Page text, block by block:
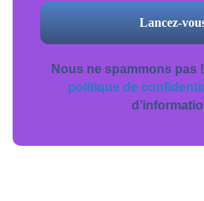
Nous ne spammons pas
politique de